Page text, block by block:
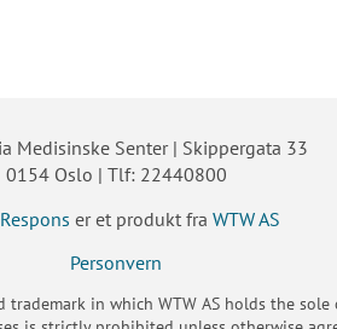
Medisinske Senter | Skippergata 33
0154 Oslo | Tlf: 22440800
er et produkt fra WTW AS
Personvern
in which WTW AS holds the sole